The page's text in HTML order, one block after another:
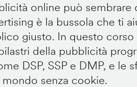
online può sembrare
è la bussola che ti
giusto. In questo
della pubblicità
DSP, SSP e DMP, e le
mondo senza cookie.